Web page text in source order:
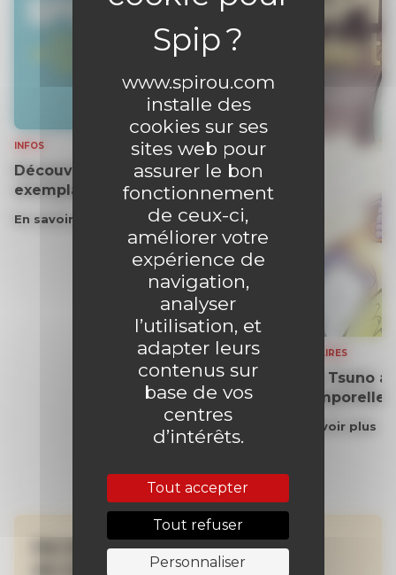
www.spirou.com
installe des
cookies sur ses
sites web pour
assurer le bon
fonctionnement
de ceux-ci,
améliorer votre
expérience de
navigation,
analyser
l’utilisation, et
adapter leurs
contenus sur
base de vos
centres
d’intérêts.
Tout accepter
Tout refuser
Personnaliser
INFOS
Découvrez gratuitement un
exemplaire du journal !
En savoir plus
SOMMAIRES
Yoko Tsuno
intemporelle
En savoir plus
Ne manquez aucune
de nos actualités !